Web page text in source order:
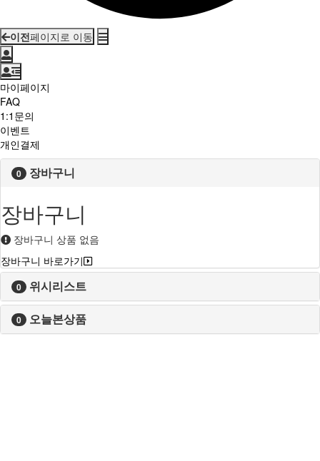
이전페이지로 이동
마이페이지
FAQ
1:1문의
이벤트
개인결제
0 장바구니
장바구니
장바구니 상품 없음
장바구니 바로가기
0 위시리스트
0 오늘본상품